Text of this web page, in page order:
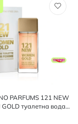
PARFUMS 121 NEW
туалетна вода